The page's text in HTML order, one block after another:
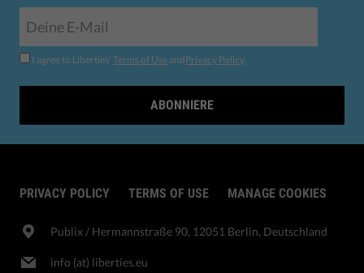
I agree to Liberties' Terms of Use andPrivacy Policy.
ABONNIERE
PRIVACY POLICY TERMS OF USE MANAGE COOKIES
Publix​ / Hermannstraße 90, 12051 Berlin, Deutschland
info (at) liberties.eu